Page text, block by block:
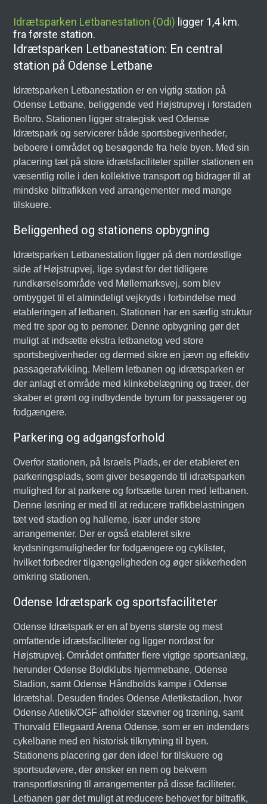
Idrætsparken Letbanestation (Odi) ligger 1,4 km.
fra første station.
Idrætsparken Letbanestation: En central
station på Odense Letbane
Idrætsparken Letbanestation er en vigtig station på
Odense Letbane, beliggende ved Højstrupvej i forstaden
Bolbro. Stationen ligger strategisk ved Odense
Idrætspark og servicerer både sportsbegivenheder,
beboere i området og besøgende fra hele byen. Med sin
placering tæt på store idrætsfaciliteter spiller stationen en
væsentlig rolle i den kollektive transport og bidrager til at
mindske biltrafikken ved arrangementer med mange
tilskuere.
Beliggenhed og stationens opbygning
Idrætsparken Letbanestation ligger på den nordøstlige
side af Højstrupvej, lige sydøst for det tidligere
rundkørselsområde ved Møllemarksvej, som blev
ombygget til et almindeligt vejkryds i forbindelse med
etableringen af letbanen. Stationen har en særlig struktur
med tre spor og to perroner. Denne opbygning gør det
muligt at indsætte ekstra letbanetog ved store
sportsbegivenheder og dermed sikre en jævn og effektiv
passagerafvikling. Mellem letbanen og idrætsparken er
der anlagt et område med klinkebelægning og træer, der
skaber et grønt og indbydende byrum for passagerer og
fodgængere.
Parkering og adgangsforhold
Overfor stationen, på Israels Plads, er der etableret en
parkeringsplads, som giver besøgende til idrætsparken
mulighed for at parkere og fortsætte turen med letbanen.
Denne løsning er med til at reducere trafikbelastningen
tæt ved stadion og hallerne, især under store
arrangementer. Der er også etableret sikre
krydsningsmuligheder for fodgængere og cyklister,
hvilket forbedrer tilgængeligheden og øger sikkerheden
omkring stationen.
Odense Idrætspark og sportsfaciliteter
Odense Idrætspark er en af byens største og mest
omfattende idrætsfaciliteter og ligger nordøst for
Højstrupvej. Området omfatter flere vigtige sportsanlæg,
herunder Odense Boldklubs hjemmebane, Odense
Stadion, samt Odense Håndbolds kampe i Odense
Idrætshal. Desuden findes Odense Atletikstadion, hvor
Odense Atletik/OGF afholder stævner og træning, samt
Thorvald Ellegaard Arena Odense, som er en indendørs
cykelbane med en historisk tilknytning til byen.
Stationens placering gør den ideel for tilskuere og
sportsudøvere, der ønsker en nem og bekvem
transportløsning til arrangementer på disse faciliteter.
Letbanen gør det muligt at reducere behovet for biltrafik,